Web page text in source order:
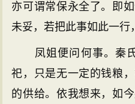
亦可谓常保永全了。即
未妥，若把此事如此一行
凤姐便问何事。秦氏
祀，只是无一定的钱粮
的供给。依我想来，如